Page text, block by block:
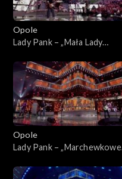
Opole
Lady Pank – „Mała Lady
45-lecia zespołu Lady Pank
Opole
Lady Pank – „Marchewkowe
lecia zespołu Lady Pank